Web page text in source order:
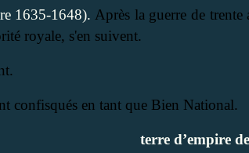
1635-1648). Après la guerre de
royale, s'en suivent.
confisqués en tant que Bien National.
terre d’empire